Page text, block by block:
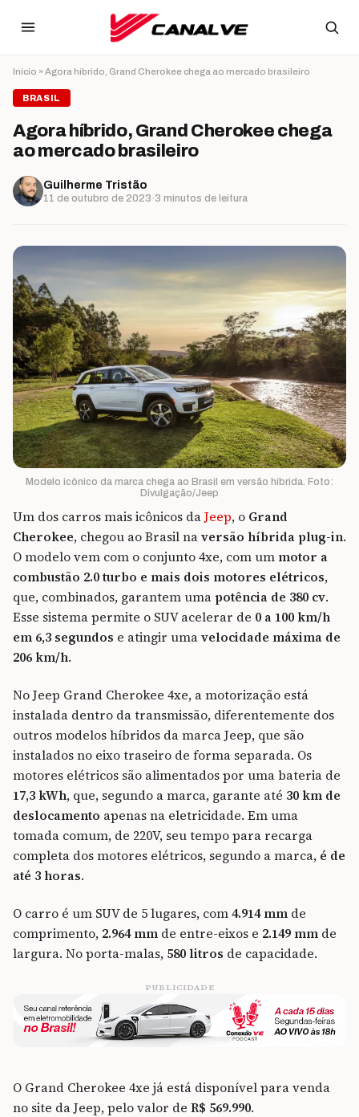
Início »Agora híbrido, Grand Cherokee chega ao mercado brasileiro
BRASIL
Agora híbrido, Grand Cherokee chega
ao mercado brasileiro
Guilherme Tristão
11 de outubro de 2023·3 minutos de leitura
Modelo icônico da marca chega ao Brasil em versão híbrida. Foto:
Divulgação/Jeep
Um dos carros mais icônicos daJeep, o Grand
Cherokee, chegou ao Brasil naversão híbrida plug-in.
O modelo vem com o conjunto 4xe, com um motor a
combustão 2.0 turbo e mais dois motores elétricos,
que, combinados, garantem uma potência de 380 cv.
Esse sistema permite o SUV acelerar de 0 a 100 km/h
em 6,3 segundos e atingir umavelocidade máxima de
206 km/h.
No Jeep Grand Cherokee 4xe, a motorização está
instalada dentro da transmissão, diferentemente dos
outros modelos híbridos da marca Jeep, que são
instalados no eixo traseiro de forma separada. Os
motores elétricos são alimentados por uma bateria de
17,3 kWh, que, segundo a marca, garante até 30 km de
deslocamento apenas na eletricidade. Em uma
tomada comum, de 220V, seu tempo para recarga
completa dos motores elétricos, segundo a marca, é de
até 3 horas.
O carro é um SUV de 5 lugares, com4.914 mm de
comprimento, 2.964 mm de entre-eixos e 2.149 mm de
largura. No porta-malas, 580 litros de capacidade.
PUBLICIDADE
O Grand Cherokee 4xe já está disponível para venda
no site da Jeep, pelo valor de R$ 569.990.